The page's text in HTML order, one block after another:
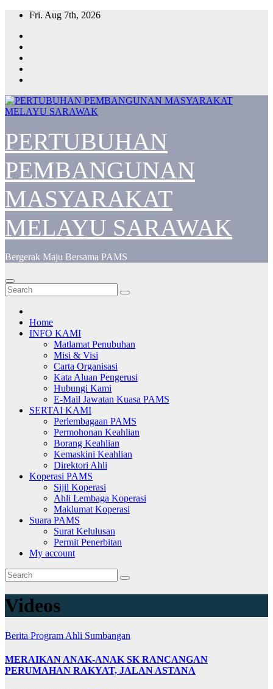
Skip
content
Fri. Aug 7th, 2026
PERTUBUHAN
PEMBANGUNAN
MASYARAKAT
MELAYU SARAWAK
Bergerak Maju Bersama PAMS
Home
INFO KAMI
Matlamat Penubuhan
Misi & Visi
Carta Organisasi
Kata Aluan Pengerusi
Hubungi Kami
E-Mail Jawatan Kuasa PAMS
SERTAI KAMI
Perlembagaan PAMS
Permohonan Keahlian
Borang Keahlian
Kemaskini Keahlian
Direktori Ahli
Koperasi PAMS
Sijil Koperasi
Ahli Lembaga Koperasi
Maklumat Koperasi
Suara PAMS
Surat Kelulusan
Permit Penerbitan
My account
Videos
Berita Program Ahli Sumbangan
MERAIKAN ANAK-ANAK SK RANCANGAN
PERUMAHAN RAKYAT, JALAN ASTANA